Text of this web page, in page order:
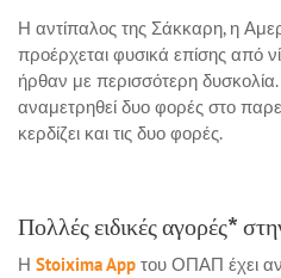
Η αντίπαλος της Σάκκαρη, η
προέρχεται φυσικά επίσης από
ήρθαν με περισσότερη
αναμετρηθεί δυο φορές στο
κερδίζει και τις δυο φορές.
Πολλές ειδικές αγορές*
Η Stoixima App του ΟΠΑΠ έχει